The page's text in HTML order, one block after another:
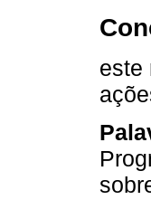
este